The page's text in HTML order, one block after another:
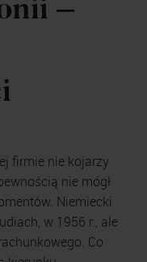
–
firmie nie kojarzy
nie mógł
Niemiecki
w 1956 r., ale
Co